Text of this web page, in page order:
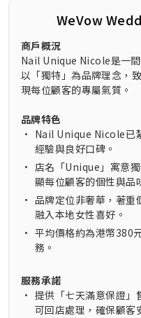
WeVow
商戶概況
Nail Unique Nicole是一間
以「獨特」為品牌理念，
現每位顧客的專屬氣質。
品牌特色
• Nail Unique Nicole已
經驗與良好口碑。
• 店名「Unique」寓意
顯每位顧客的個性與品
• 品牌定位非奢華，著重
融入本地女性喜好。
• 平均價格約為港幣380
務。
服務承諾
• 提供「七天滿意保證」
可回店處理，確保顧客